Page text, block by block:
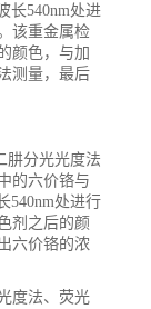
长540nm处进
该重金属检
颜色，与加
测量，最后
肼分光光度法
的六价铬与
540nm处进行
剂之后的颜
六价铬的浓
度法、荧光